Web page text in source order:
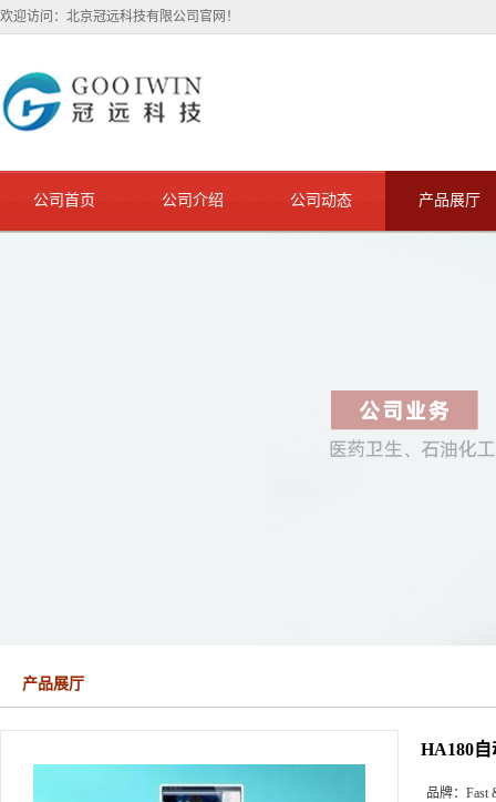
欢迎访问：北京冠远科技有限公司官网！
公司首页 公司介绍 公司动态 产品展厅
产品展厅
HA180
品牌： Fast